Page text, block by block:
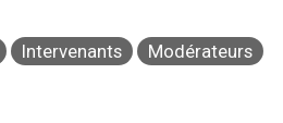
Intervenants Modérateurs